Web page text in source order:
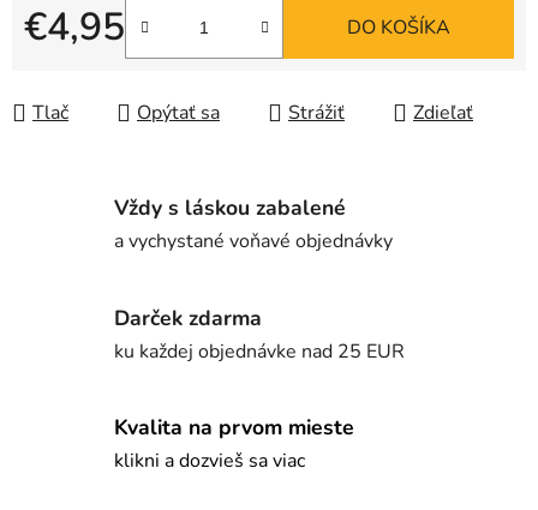
€4,95
Jednotková cena:
DO KOŠÍKA
Tlač Opýtať sa Strážiť Zdieľať
Vždy s láskou zabalené
a vychystané voňavé objednávky
Darček zdarma
ku každej objednávke nad 25 EUR
Kvalita na prvom mieste
klikni a dozvieš sa viac